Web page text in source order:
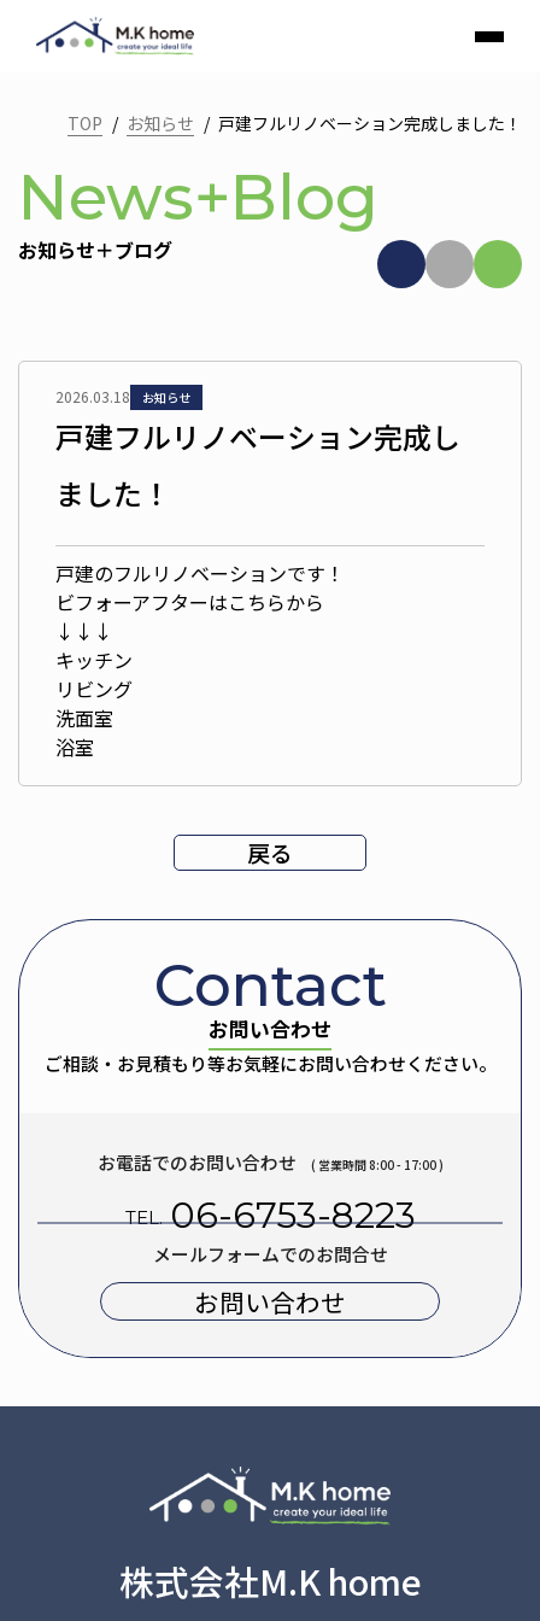
TOP お知らせ 戸建フルリノベーション完成しました！
News+Blog
お知らせ＋ブログ
2026.03.18 お知らせ
戸建フルリノベーション完成し
ました！
戸建のフルリノベーションです！
ビフォーアフターはこちらから
↓↓↓
キッチン
リビング
洗面室
浴室
戻る
Contact
お問い合わせ
ご相談・お見積もり等お気軽にお問い合わせください。
お電話でのお問い合わせ ( 営業時間 8:00 - 17:00 )
TEL. 06-6753-8223
メールフォームでのお問合せ
お問い合わせ
株式会社M.K home